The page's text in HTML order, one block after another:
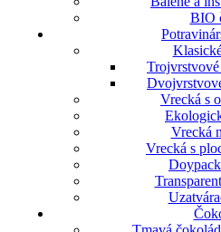
BIO
Vrecká s
Vrecká
Vrecká s